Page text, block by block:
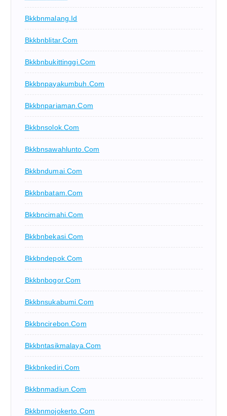
Bkkbnmalang.id
Bkkbnblitar.com
Bkkbnbukittinggi.com
Bkkbnpayakumbuh.com
Bkkbnpariaman.com
Bkkbnsolok.com
Bkkbnsawahlunto.com
Bkkbndumai.com
Bkkbnbatam.com
Bkkbncimahi.com
Bkkbnbekasi.com
Bkkbndepok.com
Bkkbnbogor.com
Bkkbnsukabumi.com
Bkkbncirebon.com
Bkkbntasikmalaya.com
Bkkbnkediri.com
Bkkbnmadiun.com
Bkkbnmojokerto.com